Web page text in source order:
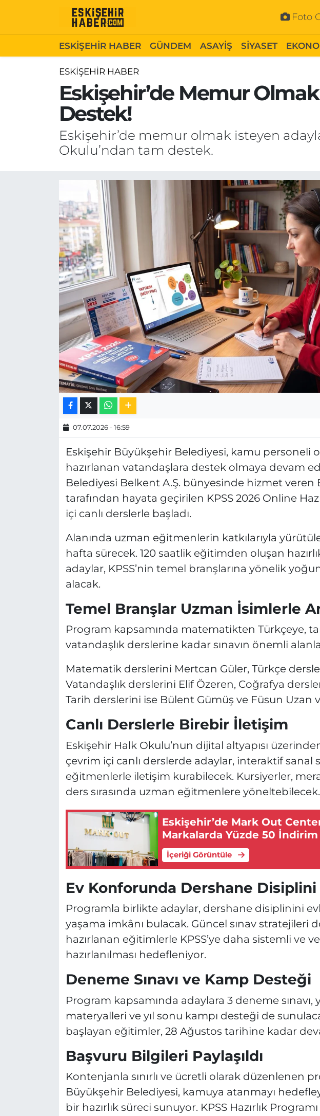
Foto
ESKİŞEHİR HABER GÜNDEM ASAYİŞ SİYASET
ESKİŞEHİR HABER
Eskişehir’de Memur
Destek!
Eskişehir’de memur olmak isteyen
Okulu’ndan tam destek.
07.07.2026 - 16:59
Eskişehir Büyükşehir Belediyesi, kamu personeli
hazırlanan vatandaşlara destek olmaya devam
Belediyesi Belkent A.Ş. bünyesinde hizmet veren
tarafından hayata geçirilen KPSS 2026 Online
içi canlı derslerle başladı.
Alanında uzman eğitmenlerin katkılarıyla
hafta sürecek. 120 saatlik eğitimden oluşan
adaylar, KPSS’nin temel branşlarına yönelik
alacak.
Temel Branşlar Uzman İsimlerle
Program kapsamında matematikten Türkçeye,
vatandaşlık derslerine kadar sınavın önemli
Matematik derslerini Mertcan Güler, Türkçe
Vatandaşlık derslerini Elif Özeren, Coğrafya
Tarih derslerini ise Bülent Gümüş ve Füsun Uzan
Canlı Derslerle Birebir İletişim
Eskişehir Halk Okulu’nun dijital altyapısı
çevrim içi canlı derslerde adaylar, interaktif sanal
eğitmenlerle iletişim kurabilecek. Kursiyerler,
ders sırasında uzman eğitmenlere yöneltebilecek.
Eskişehir’de Mark Out
Markalarda Yüzde 50 İndirim
İçeriği Görüntüle
Ev Konforunda Dershane Disiplini
Programla birlikte adaylar, dershane disiplinini
yaşama imkânı bulacak. Güncel sınav stratejileri
hazırlanan eğitimlerle KPSS’ye daha sistemli ve
hazırlanılması hedefleniyor.
Deneme Sınavı ve Kamp Desteği
Program kapsamında adaylara 3 deneme sınavı,
materyalleri ve yıl sonu kampı desteği de
başlayan eğitimler, 28 Ağustos tarihine kadar
Başvuru Bilgileri Paylaşıldı
Kontenjanla sınırlı ve ücretli olarak düzenlenen
Büyükşehir Belediyesi, kamuya atanmayı
bir hazırlık süreci sunuyor. KPSS Hazırlık
ESKİŞEHİR HABER
SİYASET
EKONOMİ
MAGAZİN
ESKİŞEHİRSPOR
Gizlilik Politikası
Hakkımızda
İletişim
Odunpazarı Hava Durumu
Odunpazarı Trafik Yoğunluk Haritası
Süper Lig Puan Durumu ve Fikstür
Tüm Manşetler
Son Dakika Haberleri